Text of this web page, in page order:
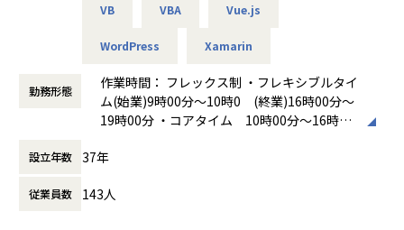
【業務の変更の範囲】
VB VBA Vue.js
WordPress Xamarin
勤務形態
作業時間： フレックス制 ・フレキシブルタイ
ム(始業)9時00分～10時0 (終業)16時00分～
19時00分 ・コアタイム 10時00分～16時00
分
時間外労働の有無： 有（月平均20時間）
設立年数 37年
従業員数 143人